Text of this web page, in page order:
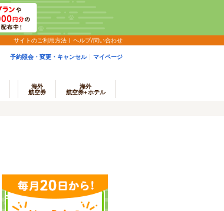
サイトのご利用方法 ヘルプ/問い合わせ
予約照会・変更・キャンセル マイページ
海外
航空券
海外
航空券+ホテル